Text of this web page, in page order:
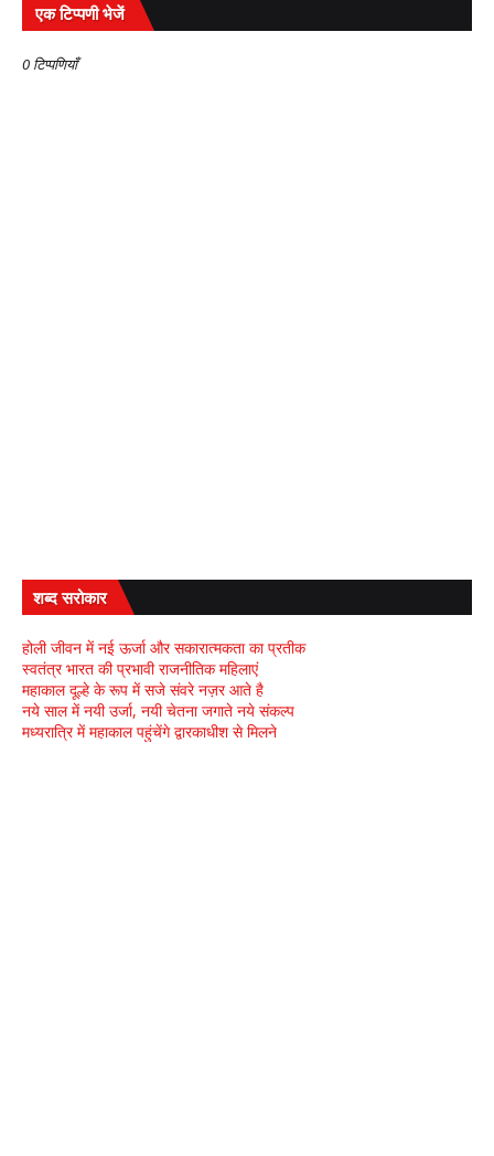
एक टिप्पणी भेजें
0 टिप्पणियाँ
शब्द सरोकार
होली जीवन में नई ऊर्जा और सकारात्मकता का प्रतीक
स्वतंत्र भारत की प्रभावी राजनीतिक महिलाएं
महाकाल दूल्हे के रूप में सजे संवरे नज़र आते है
नये साल में नयी उर्जा, नयी चेतना जगाते नये संकल्प
मध्यरात्रि में महाकाल पहुंचेंगे द्वारकाधीश से मिलने